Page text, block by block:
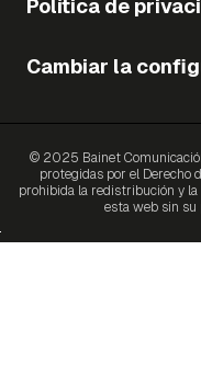
Política de
Cambiar la
© 2025 Bainet
protegidas por el Derecho
prohibida la redistribución y
esta web sin su